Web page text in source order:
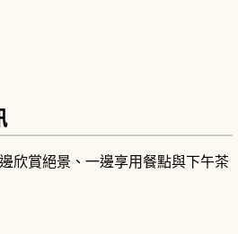
欣賞絕景、一邊享用餐點與下午茶